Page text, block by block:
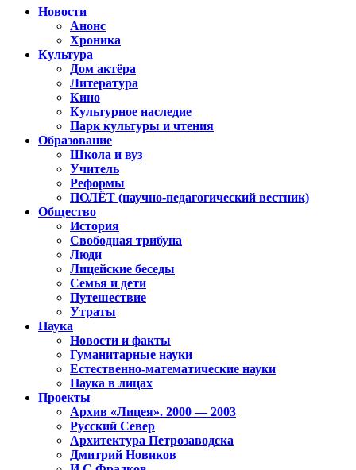
Новости
Анонс
Хроника
Культура
Дом актёра
Литература
Кино
Культурное наследие
Парк культуры и чтения
Образование
Школа и вуз
Учитель
Реформы
ПОЛЁТ (научно-педагогический вестник)
Общество
История
Свободная трибуна
Люди
Лицейские беседы
Семья и дети
Путешествие
Утраты
Наука
Новости и факты
Гуманитарные науки
Естественно-математические науки
Наука в лицах
Проекты
Архив «Лицея». 2000 — 2003
Русский Север
Архитектура Петрозаводска
Дмитрий Новиков